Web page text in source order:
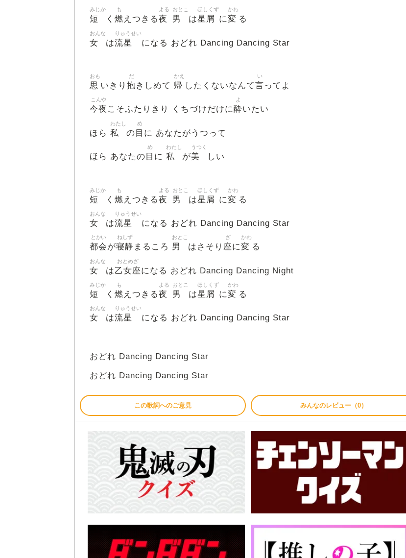
短
みじか
く 燃
も
えつきる夜
よる
男
おとこ
は星屑
ほしくず
に変
かわ
る
女
おんな
は流星
りゅうせい
になる おどれ Dancing Dancing Star
思
おも
いきり 抱
だ
きしめて 帰
かえ
したくないなんて言
い
ってよ
今夜
こんや
こそふたりきり くちづけだけに酔
よ
いたい
ほら 私
わたし
の目
め
に あなたがうつって
ほら あなたの 目
め
に 私
わたし
が美
うつく
しい
短
みじか
く 燃
も
えつきる夜
よる
男
おとこ
は星屑
ほしくず
に変
かわ
る
女
おんな
は流星
りゅうせい
になる おどれ Dancing Dancing Star
都会
とかい
が寝静
ねしず
まるころ 男
おとこ
はさそり 座
ざ
に変
かわ
る
女
おんな
は乙女座
おとめざ
になる おどれ Dancing Dancing Night
短
みじか
く 燃
も
えつきる夜
よる
男
おとこ
は星屑
ほしくず
に変
かわ
る
女
おんな
は流星
りゅうせい
になる おどれ Dancing Dancing Star
おどれ Dancing Dancing Star
おどれ Dancing Dancing Star
この歌詞へのご意見 みんなのレビュー（0）